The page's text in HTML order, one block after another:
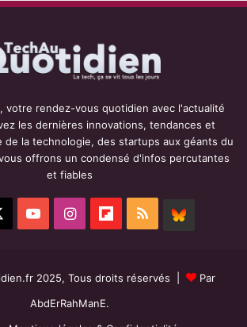
votre rendez-vous quotidien avec l'actualité
les dernières innovations, tendances et
de la technologie, des startups aux géants du
offrons un condensé d'infos percutantes
et fiables
YouTubeInstagramFlipboard
RSS
2025, Tous droits réservés |
Par
AbdErRahManE.